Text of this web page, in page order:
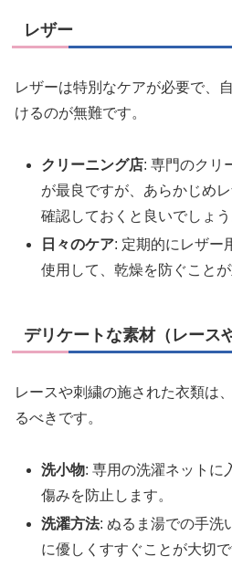
レザー
レザーは特別なケアが必要で、
けるのが無難です。
クリーニング店: 専門のクリ
が最良ですが、あらかじめ
確認しておくと良いでしょう
日々のケア: 定期的にレザー
使用して、乾燥を防ぐことが
デリケートな素材（レース
レースや刺繍の施された衣類は
るべきです。
洗小物: 専用の洗濯ネットに
傷みを防止します。
洗濯方法: ぬるま湯での手洗
に優しくすすぐことが大切で